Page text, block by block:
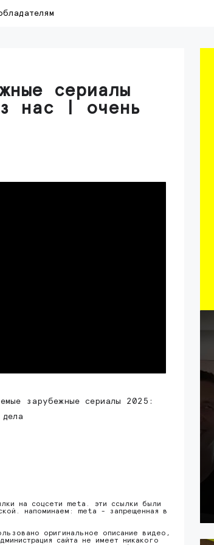
сериалы
нас | очень
зарубежные сериалы 2025:
на соцсети meta. эти ссылки были
напоминаем: meta - запрещенная в
оригинальное описание видео,
сайта не имеет никакого